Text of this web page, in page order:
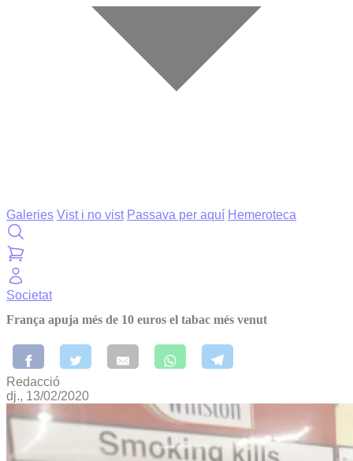
Galeries Vist i no vist Passava per aquí Hemeroteca
Societat
França apuja més de 10 euros el tabac més venut
Redacció
dj., 13/02/2020